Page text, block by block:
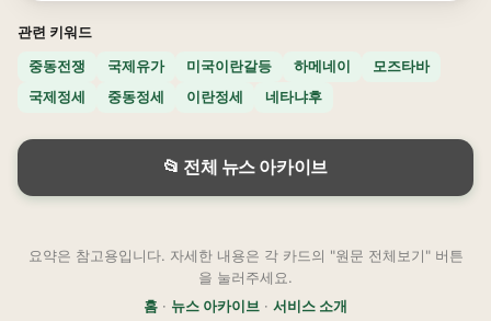
관련 키워드
중동전쟁
국제유가 미국이란갈등 하메네이
모즈타바
국제정세
중동정세 이란정세 네타냐후
📂 전체 뉴스 아카이브
요약은 참고용입니다. 자세한 내용은 각 카드의 "원문 전체보기" 버튼
을 눌러주세요.
홈 · 뉴스 아카이브 · 서비스 소개